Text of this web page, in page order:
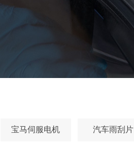
宝马伺服电机 汽车雨刮片